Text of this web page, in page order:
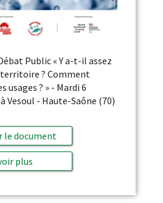
Public « Y a-t-il assez
? Comment
usages ? » - Mardi 6
Vesoul - Haute-Saône (70)
le document
plus